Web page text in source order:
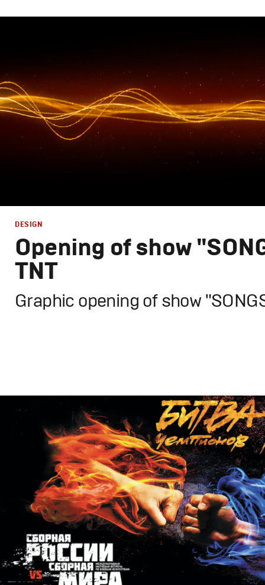
Opening of show
TNT
Graphic opening of show
TV-Show
Графический дизайн,Моушн-дизайн Промо
DESIGN